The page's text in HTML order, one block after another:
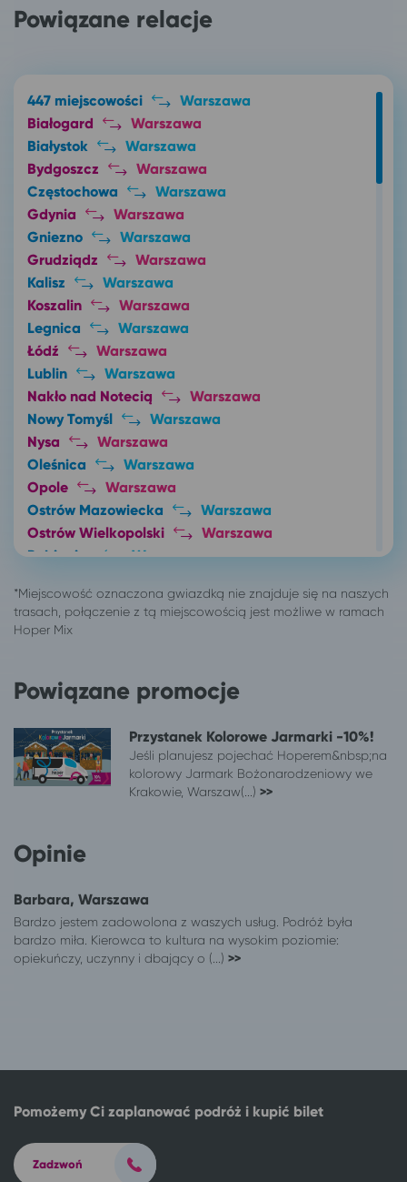
Powiązane relacje
447 miejscowości
Warszawa
Białogard
Warszawa
Białystok
Warszawa
Bydgoszcz
Warszawa
Częstochowa
Warszawa
Gdynia
Warszawa
Gniezno
Warszawa
Grudziądz
Warszawa
Kalisz
Warszawa
Koszalin
Warszawa
Legnica
Warszawa
Łódź
Warszawa
Lublin
Warszawa
Nakło nad Notecią
Warszawa
Nowy Tomyśl
Warszawa
Nysa
Warszawa
Oleśnica
Warszawa
Opole
Warszawa
Ostrów Mazowiecka
Warszawa
Ostrów Wielkopolski
Warszawa
Pabianice
Warszawa
Piotrków Trybunalski
Warszawa
Płock
Warszawa
Radomsko
Warszawa
Skierniewice
Warszawa
Świebodzin
Warszawa
Toruń
Warszawa
Warszawa
Warszawa
Lądek-Zdrój
Warszawa
Ciechocinek
Warszawa
Stronie Śląskie
Warszawa
Szczytna
Warszawa
Warszawa
Szklarska Poręba
Warszawa
Świeradów-Zdrój
Powiązane promocje
Przystanek Kolorowe Jarmarki -10%!
Jeśli planujesz pojechać Hoperem&nbsp;na
kolorowy Jarmark Bożonarodzeniowy we
Krakowie, Warszaw(...) >>
Opinie
Barbara, Warszawa
Bardzo jestem zadowolona z waszych usług. Podróż była
bardzo miła. Kierowca to kultura na wysokim poziomie:
opiekuńczy, uczynny i dbający o (...) >>
Pomożemy Ci zaplanować podróż i kupić bilet
Zadzwoń